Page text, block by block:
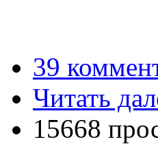
39
Читать
15668